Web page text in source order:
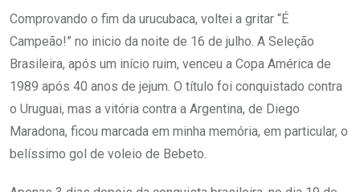
Comprovando o fim da urucubaca, voltei a gritar “É
Campeão!” no inicio da noite de 16 de julho. A Seleção
Brasileira, após um início ruim, venceu a Copa América de
1989 após 40 anos de jejum. O título foi conquistado contra
o Uruguai, mas a vitória contra a Argentina, de Diego
Maradona, ficou marcada em minha memória, em particular, o
belíssimo gol de voleio de Bebeto.